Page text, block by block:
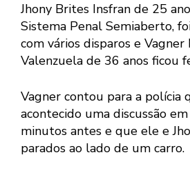
Jhony Brites Insfran de 25
Sistema Penal Semiaberto,
com vários disparos e Vagner
Valenzuela de 36 anos ficou
Vagner contou para a polícia
acontecido uma discussão
minutos antes e que ele e
parados ao lado de um carro.